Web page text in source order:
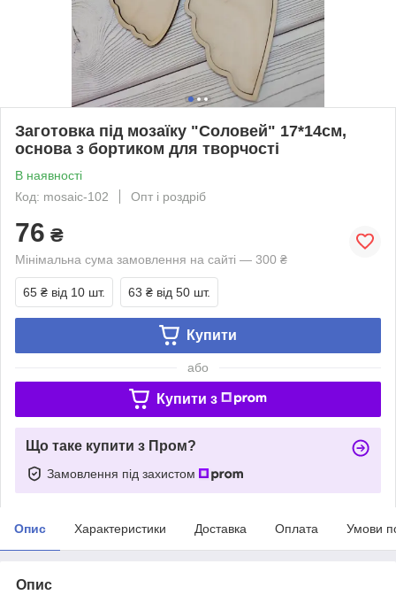
Заготовка під мозаїку "Соловей" 17*14см,
основа з бортиком для творчості
В наявності
Код: mosaic-102
Опт і роздріб
76 ₴
Мінімальна сума замовлення на сайті — 300 ₴
65 ₴ від 10 шт. 63 ₴ від 50 шт.
Купити
або
Купити з
Що таке купити з Пром?
Замовлення під захистом
Опис Характеристики Доставка Оплата Умови
Опис